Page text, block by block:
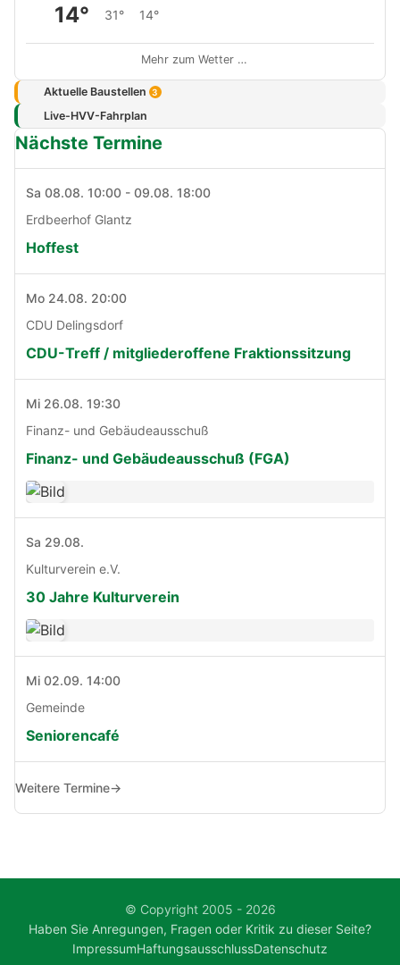
14° 31° 14°
Mehr zum Wetter …
Aktuelle Baustellen 3
Live-HVV-Fahrplan
Nächste Termine
Sa 08.08. 10:00 - 09.08. 18:00
Erdbeerhof Glantz
Hoffest
Mo 24.08. 20:00
CDU Delingsdorf
CDU-Treff / mitgliederoffene Fraktionssitzung
Mi 26.08. 19:30
Finanz- und Gebäudeausschuß
Finanz- und Gebäudeausschuß (FGA)
Sa 29.08.
Kulturverein e.V.
30 Jahre Kulturverein
Mi 02.09. 14:00
Gemeinde
Seniorencafé
Weitere Termine→
© Copyright 2005 - 2026
Haben Sie Anregungen, Fragen oder Kritik zu dieser Seite?
ImpressumHaftungsausschlussDatenschutz